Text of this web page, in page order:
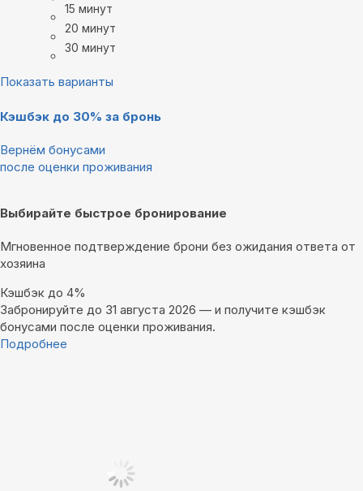
15 минут
20 минут
30 минут
Показать варианты
Кэшбэк до 30% за бронь
Вернём бонусами
после оценки проживания
Выбирайте быстрое бронирование
Мгновенное подтверждение брони без ожидания ответа от
хозяина
Кэшбэк до 4%
Забронируйте до 31 августа 2026 — и получите кэшбэк
бонусами после оценки проживания.
Подробнее